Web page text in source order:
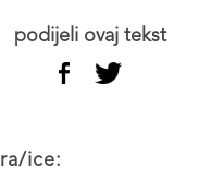
podijeli ovaj tekst
ice: